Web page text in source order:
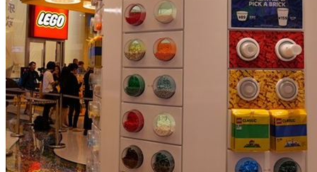
值得一提的是，在一层你能发现一堵自选颗粒墙，在墙上随意